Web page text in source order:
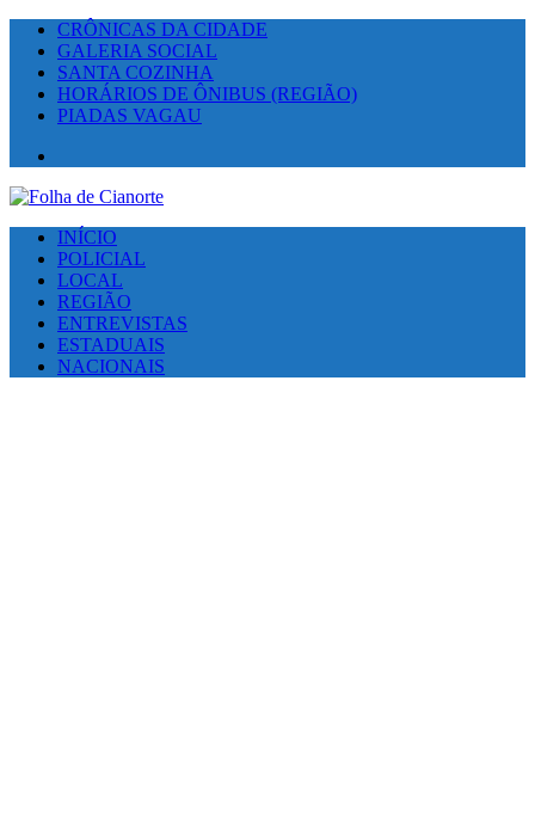
CRÔNICAS DA CIDADE
GALERIA SOCIAL
SANTA COZINHA
HORÁRIOS DE ÔNIBUS (REGIÃO)
PIADAS VAGAU
INÍCIO
POLICIAL
LOCAL
REGIÃO
ENTREVISTAS
ESTADUAIS
NACIONAIS